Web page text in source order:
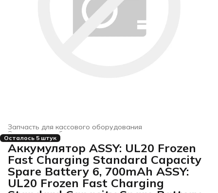
Запчасть для кассового оборудования
Электронное оборудование для торговли
Электроника
Главная ›
Осталось 5 штук
Аккумулятор ASSY: UL20 Frozen
Fast Charging Standard Capacity
Spare Battery 6, 700mAh ASSY:
UL20 Frozen Fast Charging